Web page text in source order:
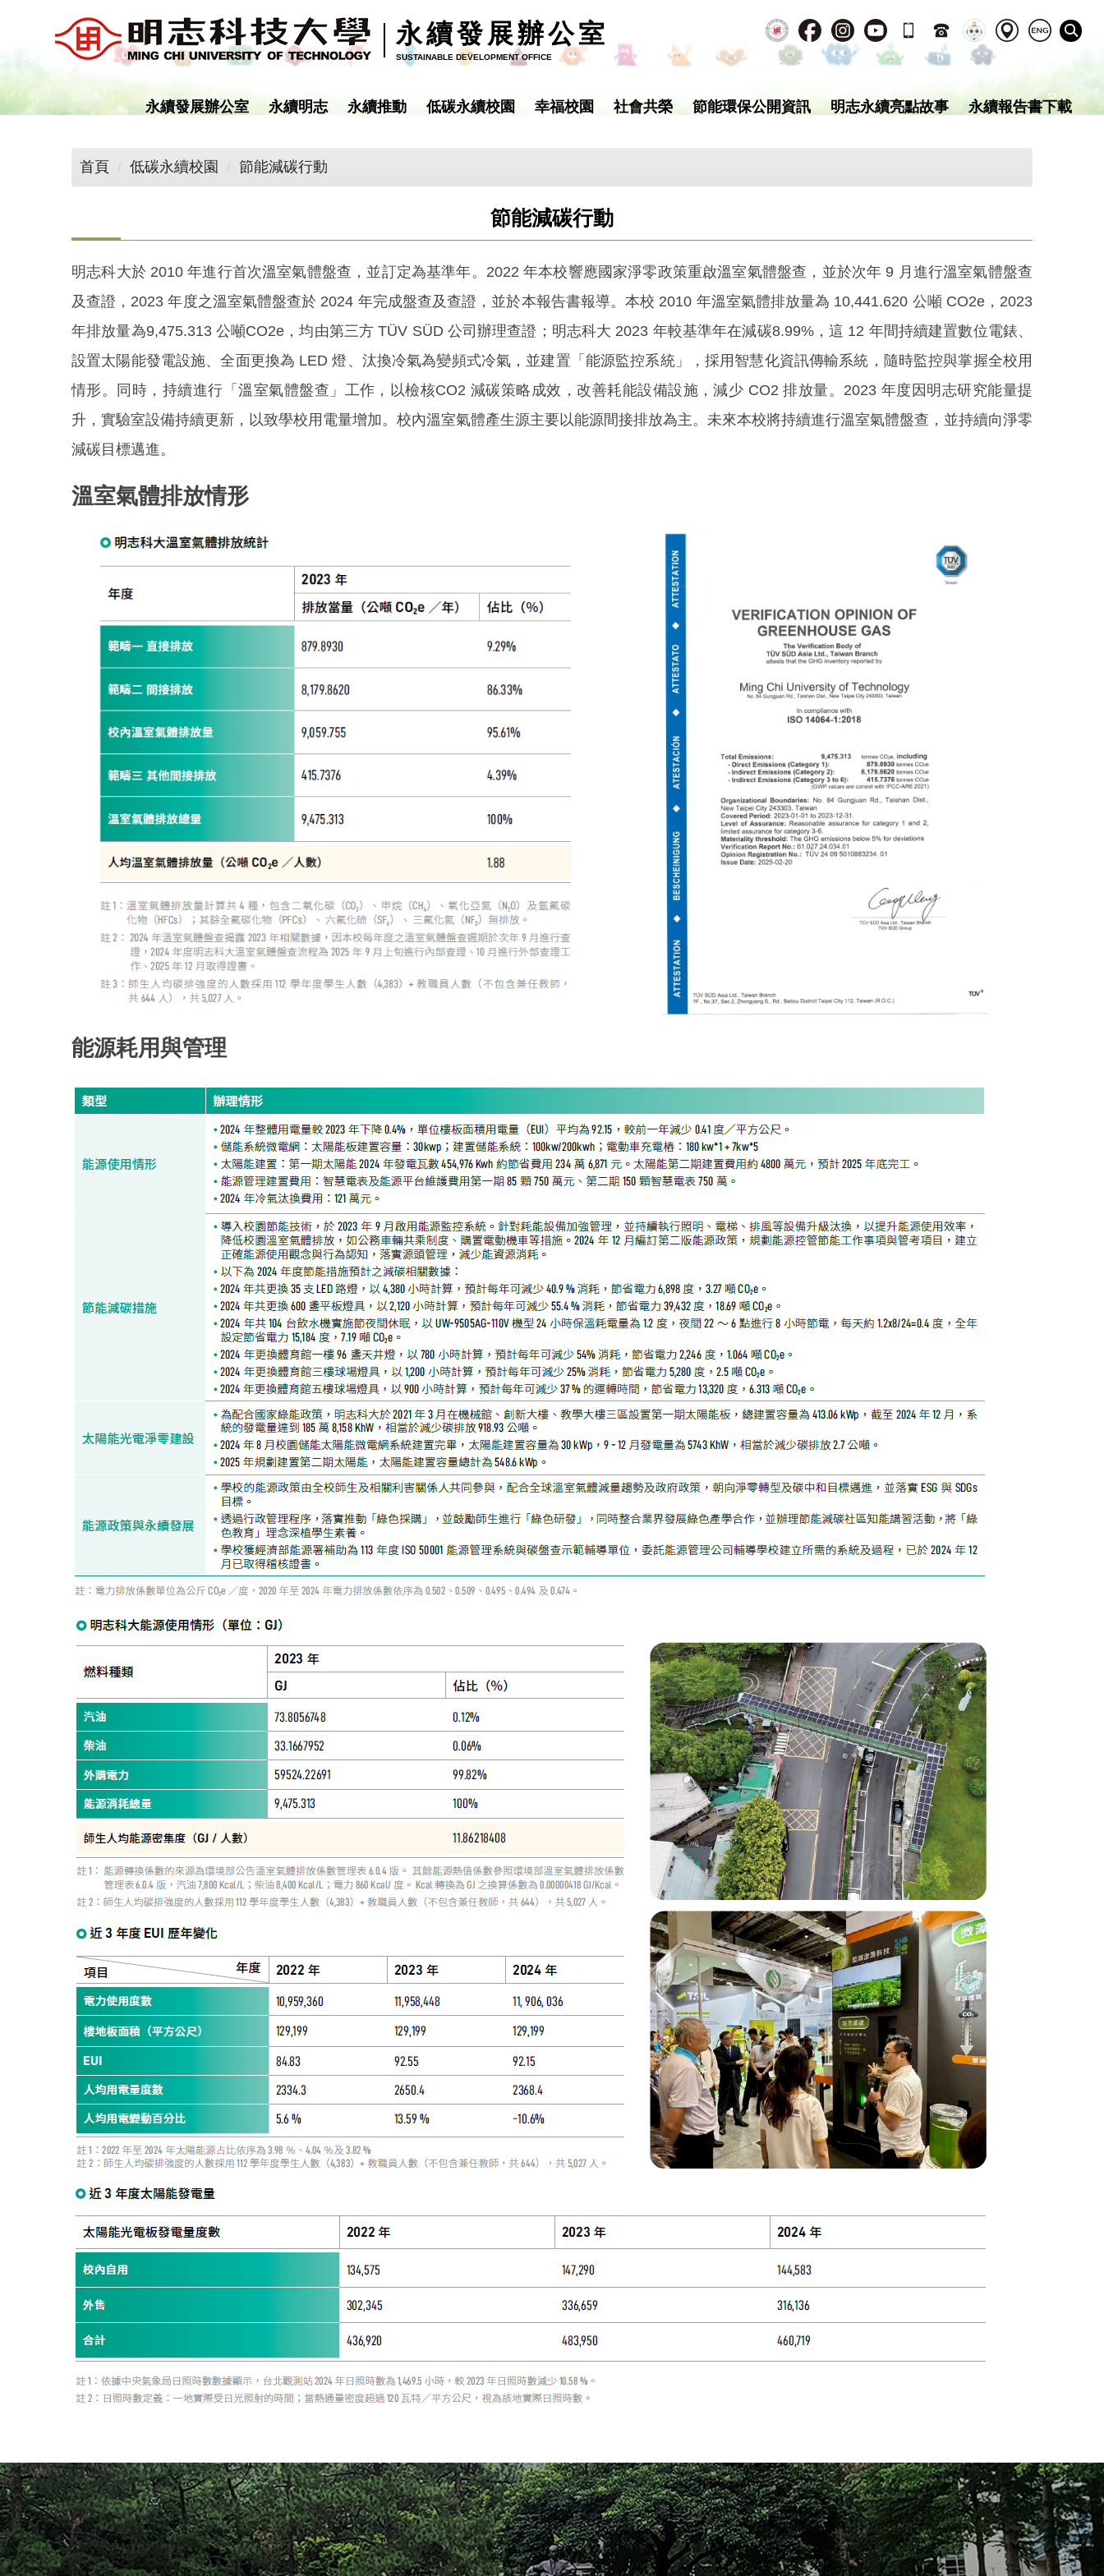
要
永續發展辦公室
SUSTAINABLE DEVELOPMENT OFFICE
永續發展辦公室 永續明志 永續推動 低碳永續校園 幸福校園 社會共榮 節能環保公開資訊 明志永續亮點故事 永續報告書下載
首頁 低碳永續校園 節能減碳行動
節能減碳行動
明志科大於 2010 年進行首次溫室氣體盤查，並訂定為基準年。2022 年本校響應國家淨零政策重啟溫室氣體盤查，並於次年 9 月進行溫室氣體盤查
及查證，2023 年度之溫室氣體盤查於 2024 年完成盤查及查證，並於本報告書報導。本校 2010 年溫室氣體排放量為 10,441.620 公噸 CO2e，2023
年排放量為9,475.313 公噸CO2e，均由第三方 TÜV SÜD 公司辦理查證；明志科大 2023 年較基準年在減碳8.99%，這 12 年間持續建置數位電錶、
設置太陽能發電設施、全面更換為 LED 燈、汰換冷氣為變頻式冷氣，並建置「能源監控系統」，採用智慧化資訊傳輸系統，隨時監控與掌握全校用
情形。同時，持續進行「溫室氣體盤查」工作，以檢核CO2 減碳策略成效，改善耗能設備設施，減少 CO2 排放量。2023 年度因明志研究能量提
升，實驗室設備持續更新，以致學校用電量增加。校內溫室氣體產生源主要以能源間接排放為主。未來本校將持續進行溫室氣體盤查，並持續向淨零
減碳目標邁進。
溫室氣體排放情形
能源耗用與管理